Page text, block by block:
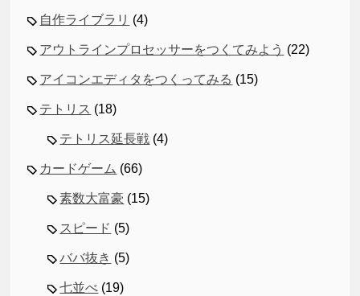
自作ライブラリ (4)
アウトラインプロセッサーをつくてみよう (22)
アイコンエディタをつくってみる (15)
テトリス (18)
テトリス延長戦 (4)
カードゲーム (66)
素数大富豪 (15)
スピード (5)
ババ抜き (5)
七並べ (19)